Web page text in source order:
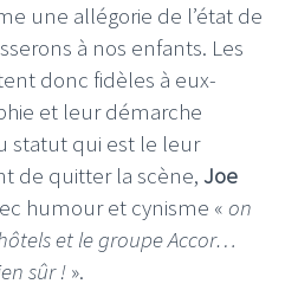
une allégorie de l’état de
à nos enfants. Les
donc fidèles à eux-
et leur démarche
statut qui est le leur
de quitter la scène, Joe
humour et cynisme « on
et le groupe Accor…
sûr ! ».